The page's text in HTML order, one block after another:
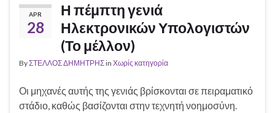
APR
28
Η πέμπτη γενιά
Ηλεκτρονικών Υπολογιστών
(Το μέλλον)
ByΣΤΕΛΛΟΣ ΔΗΜΗΤΡΗΣin Χωρίς κατηγορία
Οι μηχανές αυτής της γενιάς βρίσκονται σε πειραματικό
στάδιο, καθώς βασίζονται στην τεχνητή νοημοσύνη.